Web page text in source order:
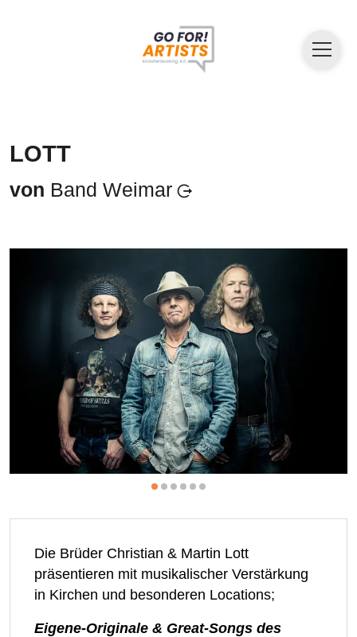
LOTT
von Band Weimar
Die Brüder Christian & Martin Lott
präsentieren mit musikalischer Verstärkung
in Kirchen und besonderen Locations;
Eigene-Originale & Great-Songs des